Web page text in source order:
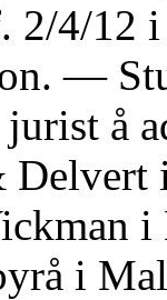
2/4/12 i
—
å
i
i